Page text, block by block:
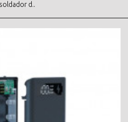
d..